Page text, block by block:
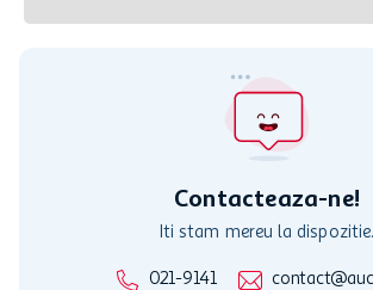
Contacteaza-ne!
Iti stam mereu la dispozitie.
021-9141